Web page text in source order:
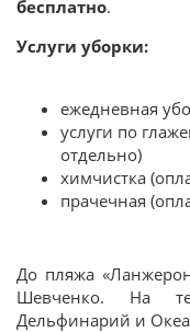
бесплатно.
Услуги уборки:
ежедневная
услуги по
отдельно)
химчистка
прачечная
До пляжа
Шевченко. На
Дельфинарий и